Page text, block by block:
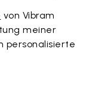
von Vibram
meiner
personalisierte